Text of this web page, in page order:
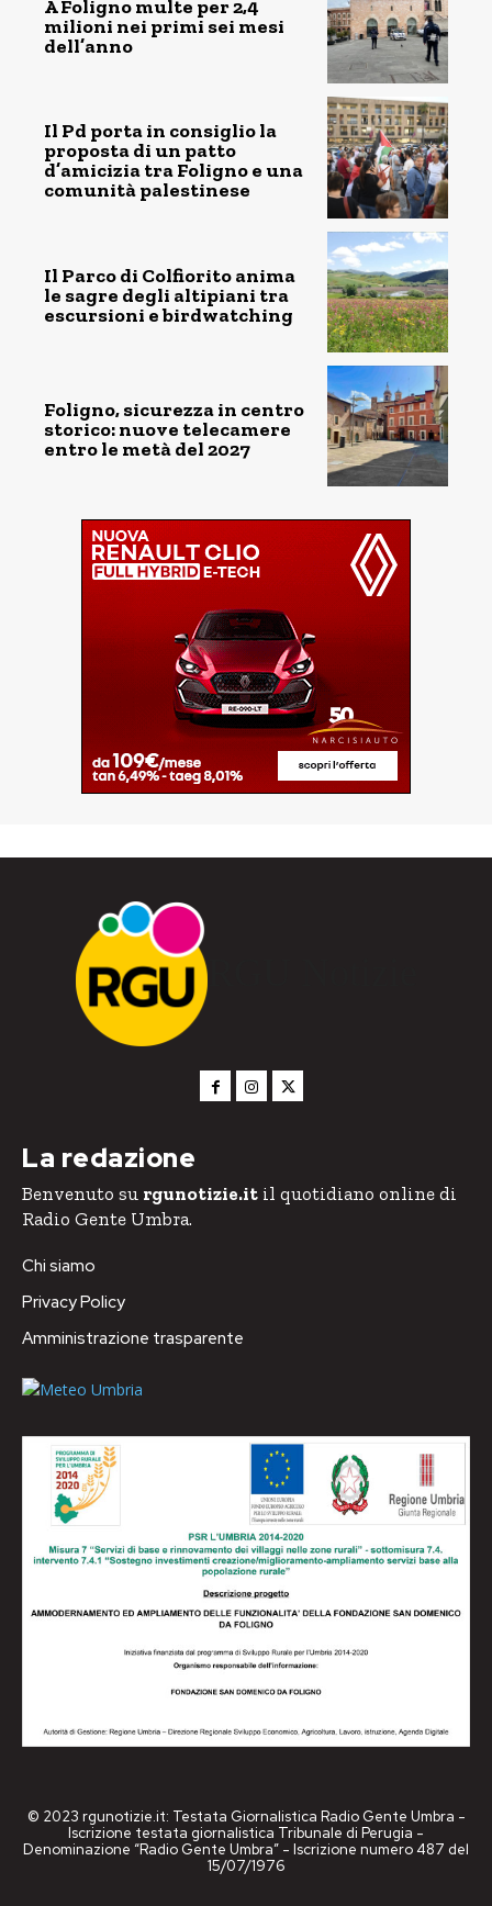
A Foligno multe per 2,4
milioni nei primi sei mesi
dell’anno
Il Pd porta in consiglio la
proposta di un patto
d’amicizia tra Foligno e una
comunità palestinese
Il Parco di Colfiorito anima
le sagre degli altipiani tra
escursioni e birdwatching
Foligno, sicurezza in centro
storico: nuove telecamere
entro le metà del 2027
RGU Notizie
La redazione
Benvenuto su rgunotizie.it il quotidiano online di
Radio Gente Umbra.
Chi siamo
Privacy Policy
Amministrazione trasparente
© 2023 rgunotizie.it: Testata Giornalistica Radio Gente Umbra -
Iscrizione testata giornalistica Tribunale di Perugia -
Denominazione “Radio Gente Umbra” - Iscrizione numero 487 del
15/07/1976